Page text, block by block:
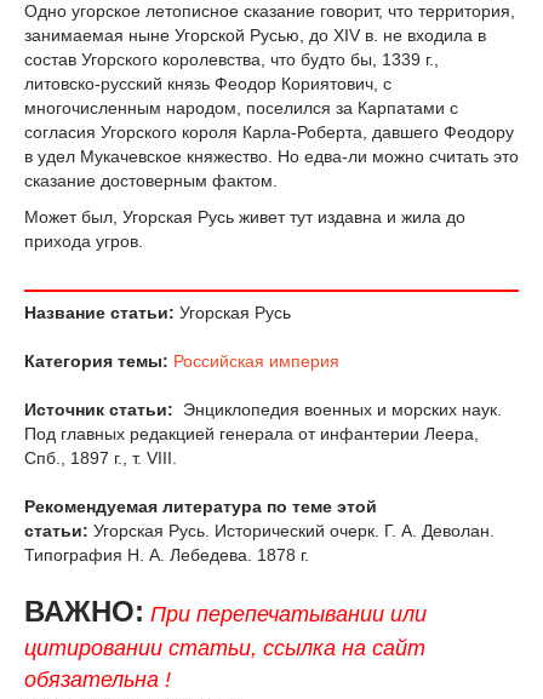
Одно угорское летописное сказание говорит, что территория,
занимаемая ныне Угорской Русью, до XIV в. не входила в
состав Угорского королевства, что будто бы, 1339 г.,
литовско-русский князь Феодор Кориятович, с
многочисленным народом, поселился за Карпатами с
согласия Угорского короля Карла-Роберта, давшего Феодору
в удел Мукачевское княжество. Но едва-ли можно считать это
сказание достоверным фактом.
Может был, Угорская Русь живет тут издавна и жила до
прихода угров.
Название статьи: Угорская Русь
Категория темы: Российская империя
Источник статьи:
Энциклопедия военных и морских наук.
Под главных редакцией генерала от инфантерии Леера,
Спб., 1897 г., т. VIII.
Рекомендуемая литература по теме этой
статьи: Угорская Русь. Исторический очерк. Г. А. Деволан.
Типография Н. А. Лебедева. 1878 г.
ВАЖНО: При перепечатывании или
цитировании статьи, ссылка на сайт
обязательна !